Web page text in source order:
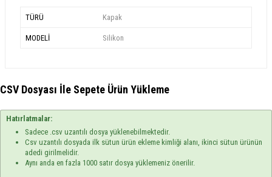
TÜRÜ Kapak
MODELİ Silikon
CSV Dosyası İle Sepete Ürün Yükleme
Hatırlatmalar:
Sadece .csv uzantılı dosya yüklenebilmektedir.
Csv uzantılı dosyada ilk sütun ürün ekleme kimliği alanı, ikinci sütun ürünün
adedi girilmelidir.
Aynı anda en fazla 1000 satır dosya yüklemeniz önerilir.